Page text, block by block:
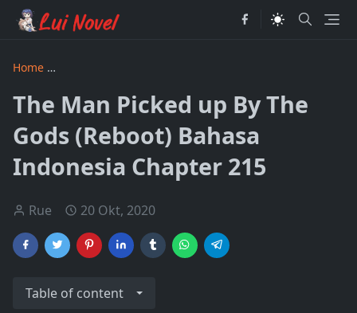
Home
The Man Picked up By The
Gods (Reboot) Bahasa
Indonesia Chapter 215
Rue 20 Okt, 2020
Table of content